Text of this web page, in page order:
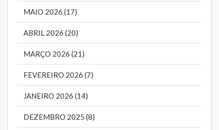
MAIO 2026 (17)
ABRIL 2026 (20)
MARÇO 2026 (21)
FEVEREIRO 2026 (7)
JANEIRO 2026 (14)
DEZEMBRO 2025 (8)